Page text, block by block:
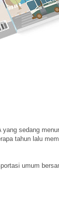
sedang
tahun lalu
umum